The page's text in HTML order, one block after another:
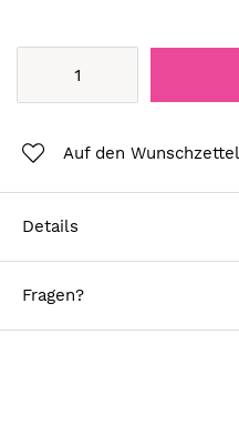
Auf den Wunschzettel
Details
Fragen?